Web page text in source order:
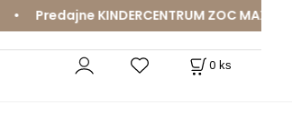
KINDERCENTRUM ZOC MAX a
0 ks